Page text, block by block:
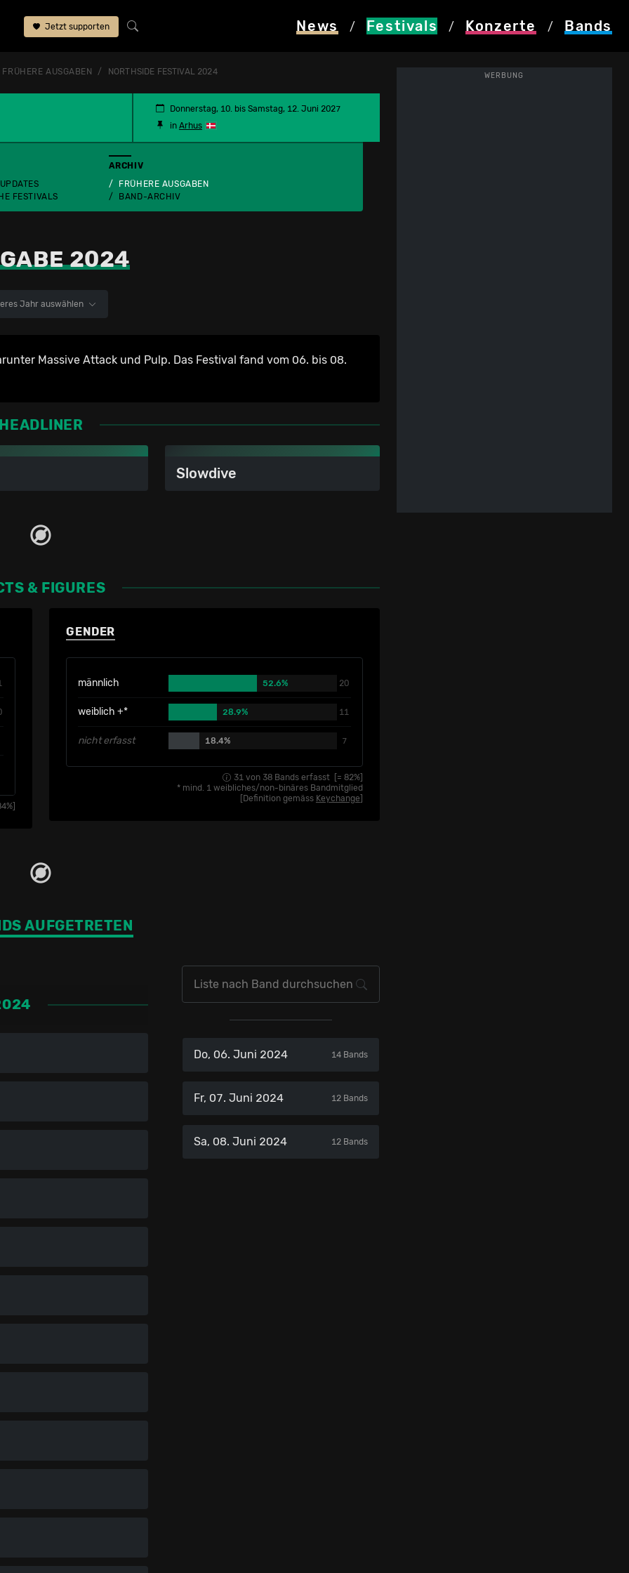
Jetzt supporten News / Festivals / Konzerte / Bands
WERBUNG
FRÜHERE AUSGABEN NORTHSIDE FESTIVAL 2024
Donnerstag, 10. bis Samstag, 12. Juni 2027
in Arhus
FESTIVALS
ARCHIV
FRÜHERE AUSGABEN
BAND-ARCHIV
2024
Jahr auswählen
Massive Attack und Pulp. Das Festival fand vom 06. bis 08.
HEADLINER
Slowdive
& FIGURES
%]
GENDER
männlich 52.6% 20
weiblich +* 28.9% 11
nicht erfasst 18.4% 7
31von 38Bands erfasst [= 82%]
* mind. 1 weibliches/non-binäres Bandmitglied
[Definition gemäss Keychange]
AUFGETRETEN
Do, 06. Juni 2024 14 Bands
Fr, 07. Juni 2024 12 Bands
Sa, 08. Juni 2024 12 Bands